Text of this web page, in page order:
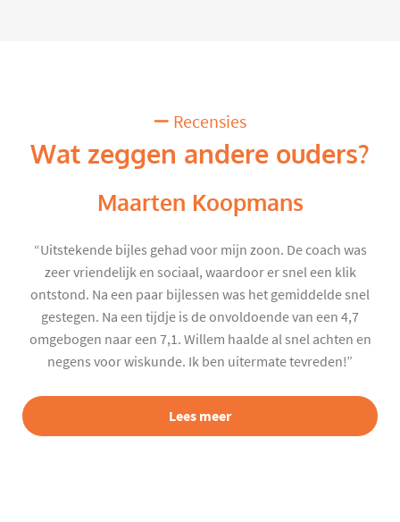
Recensies
Wat zeggen andere ouders?
Maarten Koopmans
“Uitstekende bijles gehad voor mijn zoon. De coach was
zeer vriendelijk en sociaal, waardoor er snel een klik
ontstond. Na een paar bijlessen was het gemiddelde snel
gestegen. Na een tijdje is de onvoldoende van een 4,7
omgebogen naar een 7,1. Willem haalde al snel achten en
negens voor wiskunde. Ik ben uitermate tevreden!”
Lees meer